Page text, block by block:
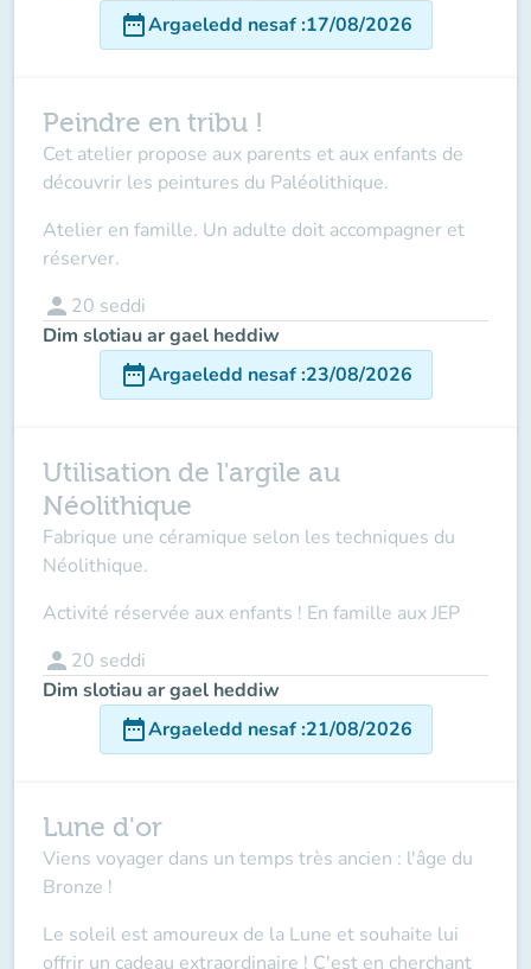
date_rangeArgaeledd nesaf:17/08/2026
Peindre en tribu !
Cet atelier propose aux parents et aux enfants de
découvrir les peintures du Paléolithique.
Atelier en famille. Un adulte doit accompagner et
réserver.
person 20 seddi
Dim slotiau ar gael heddiw
date_rangeArgaeledd nesaf:23/08/2026
Utilisation de l'argile au
Néolithique
Fabrique une céramique selon les techniques du
Néolithique.
Activité réservée aux enfants ! En famille aux JEP
person 20 seddi
Dim slotiau ar gael heddiw
date_rangeArgaeledd nesaf:21/08/2026
Lune d'or
Viens voyager dans un temps très ancien : l'âge du
Bronze !
Le soleil est amoureux de la Lune et souhaite lui
offrir un cadeau extraordinaire ! C'est en cherchant